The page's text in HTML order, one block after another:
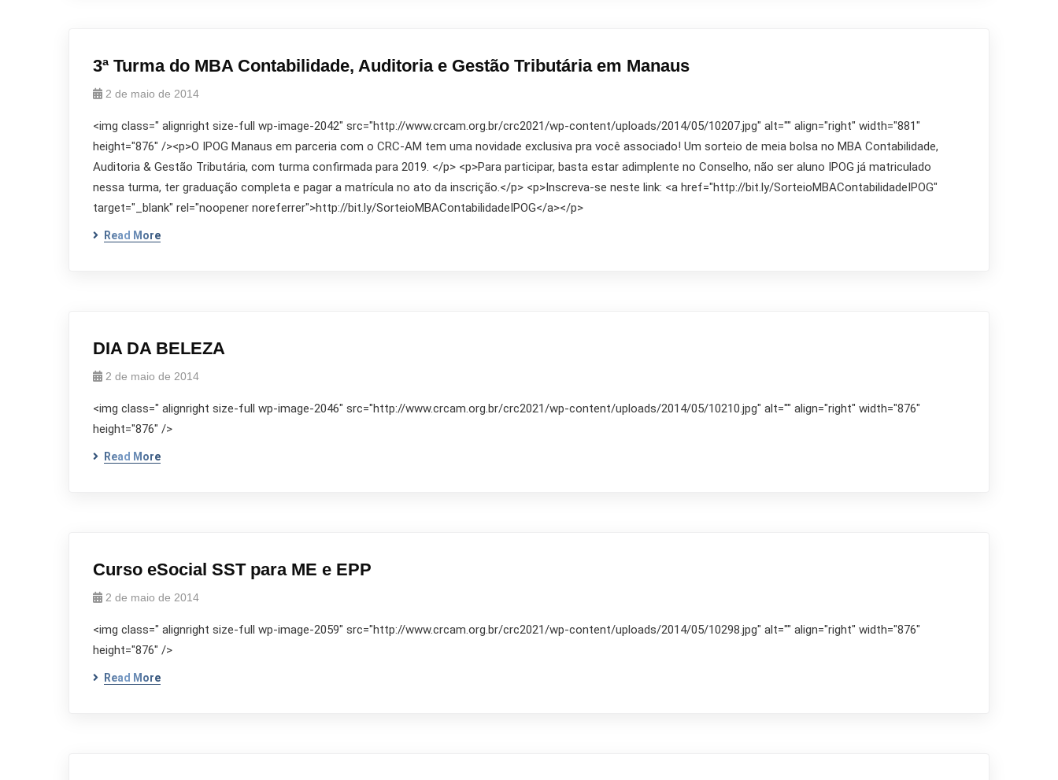
3ª Turma do MBA Contabilidade, Auditoria e Gestão Tributária em Manaus
2 de maio de 2014
<img class=" alignright size-full wp-image-2042" src="http://www.crcam.org.br/crc2021/wp-content/uploads/2014/05/10207.jpg" alt="" align="right" width="881"
height="876" /><p>O IPOG Manaus em parceria com o CRC-AM tem uma novidade exclusiva pra você associado! Um sorteio de meia bolsa no MBA Contabilidade,
Auditoria & Gestão Tributária, com turma confirmada para 2019. </p> <p>Para participar, basta estar adimplente no Conselho, não ser aluno IPOG já matriculado
nessa turma, ter graduação completa e pagar a matrícula no ato da inscrição.</p> <p>Inscreva-se neste link: <a href="http://bit.ly/SorteioMBAContabilidadeIPOG"
target="_blank" rel="noopener noreferrer">http://bit.ly/SorteioMBAContabilidadeIPOG</a></p>
Read More
DIA DA BELEZA
2 de maio de 2014
<img class=" alignright size-full wp-image-2046" src="http://www.crcam.org.br/crc2021/wp-content/uploads/2014/05/10210.jpg" alt="" align="right" width="876"
height="876" />
Read More
Curso eSocial SST para ME e EPP
2 de maio de 2014
<img class=" alignright size-full wp-image-2059" src="http://www.crcam.org.br/crc2021/wp-content/uploads/2014/05/10298.jpg" alt="" align="right" width="876"
height="876" />
Read More